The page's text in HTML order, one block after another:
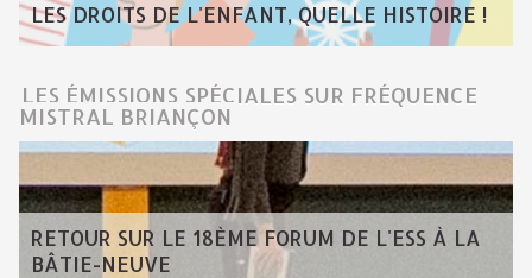
LES DROITS DE L'ENFANT, QUELLE HISTOIRE !
LES ÉMISSIONS SPÉCIALES SUR FRÉQUENCE
MISTRAL BRIANÇON
RETOUR SUR LE 18ÈME FORUM DE L'ESS À LA
BÂTIE-NEUVE